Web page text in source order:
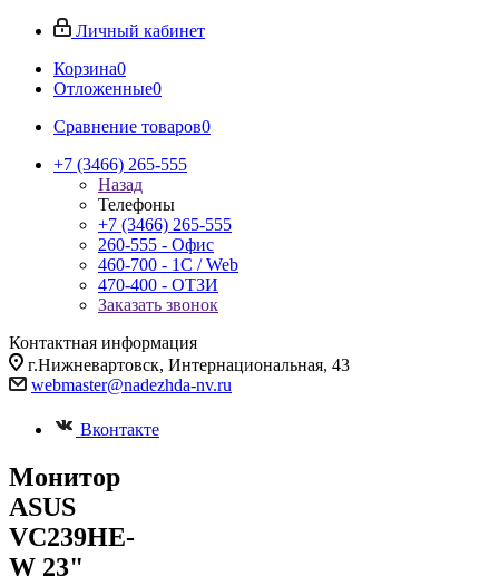
Личный кабинет
Корзина0
Отложенные0
Сравнение товаров0
+7 (3466) 265-555
Назад
Телефоны
+7 (3466) 265-555
260-555 - Офис
460-700 - 1C / Web
470-400 - ОТЗИ
Заказать звонок
Контактная информация
г.Нижневартовск, Интернациональная, 43
webmaster@nadezhda-nv.ru
Вконтакте
Монитор
ASUS
VC239HE-
W 23"